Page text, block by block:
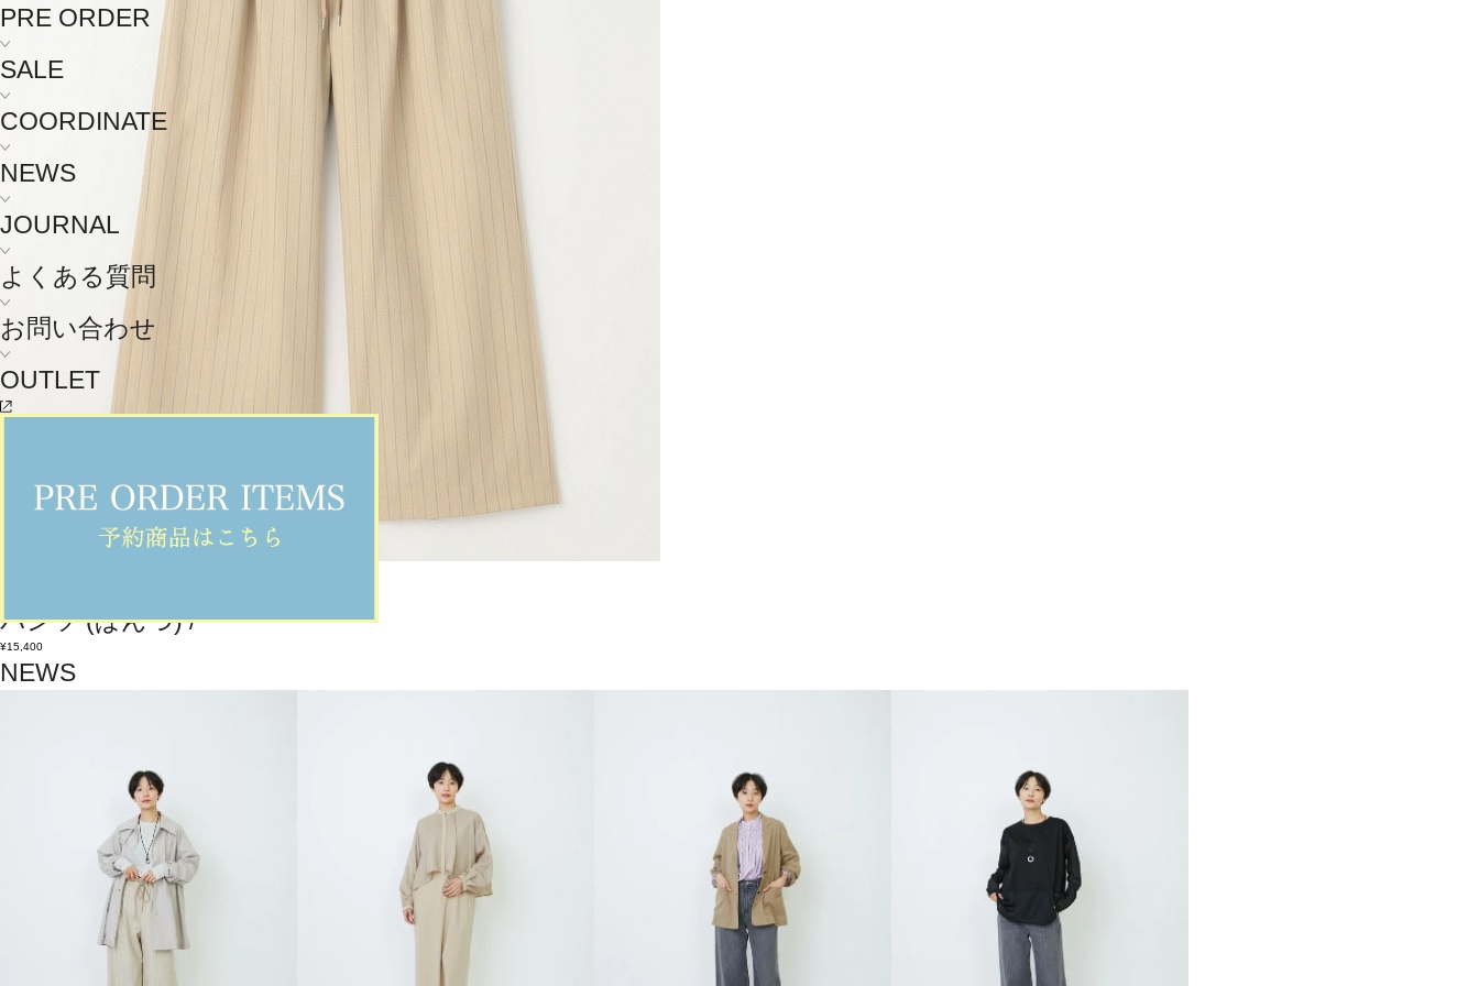
PRE ORDER
SALE
COORDINATE
NEWS
JOURNAL
よくある質問
お問い合わせ
OUTLET
パンツ(ぱんつ) /
¥15,400
NEWS